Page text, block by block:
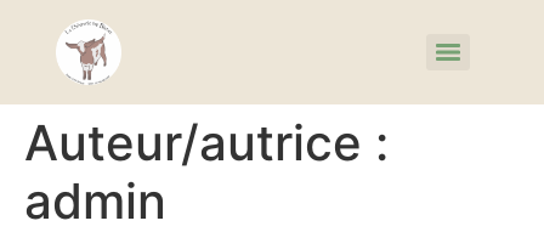
Auteur/autrice :
admin